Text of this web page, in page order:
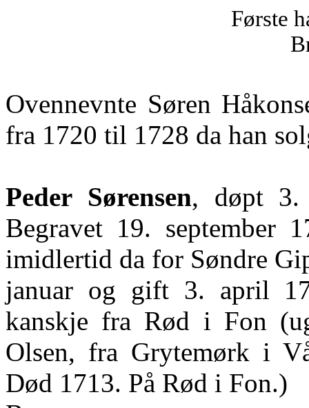
Første
Ovennevnte Søren
fra 1720 til 1728 da han
Peder Sørensen, døpt 3.
Begravet 19. september
imidlertid da for Søndre
januar og gift 3. april
kanskje fra Rød i Fon
Olsen, fra Grytemørk i
Død 1713. På Rød i Fon.)